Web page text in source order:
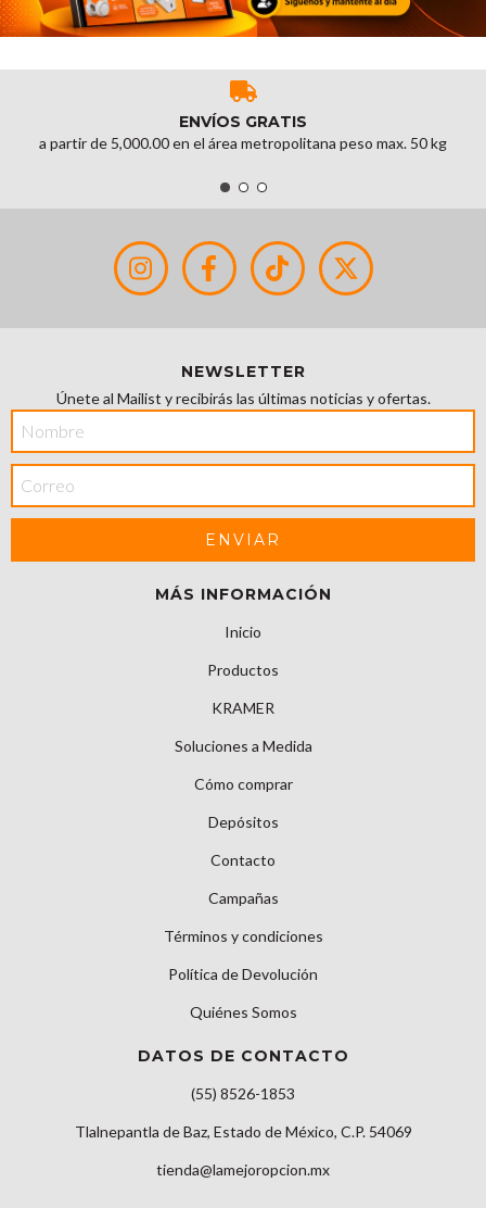
ENVÍOS GRATIS
a partir de 5,000.00 en el área metropolitana peso max. 50 kg
NEWSLETTER
Únete al Mailist y recibirás las últimas noticias y ofertas.
MÁS INFORMACIÓN
Inicio
Productos
KRAMER
Soluciones a Medida
Cómo comprar
Depósitos
Contacto
Campañas
Términos y condiciones
Política de Devolución
Quiénes Somos
DATOS DE CONTACTO
(55) 8526-1853
Tlalnepantla de Baz, Estado de México, C.P. 54069
tienda@lamejoropcion.mx